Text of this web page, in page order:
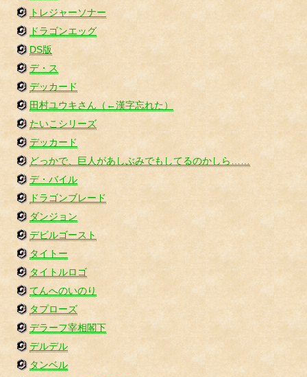
トレジャーソナー
ドラゴンエッグ
DS版
デ・ス
デッカード
田村ユウキさん（←漢字忘れた）
たいこシリーズ
デッカード
どっかで、巨人があしぶみでもしてるのかしら……
デ・バイル
ドラゴンブレード
ダンジョン
デビルゴースト
タイトー
タイトルロゴ
てんへのいのり
タプローズ
デラーフ宰相閣下
デルデル
タンベル